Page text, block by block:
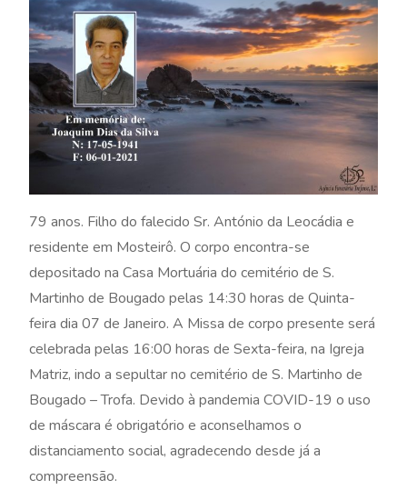
79 anos. Filho do falecido Sr. António da Leocádia e
residente em Mosteirô. O corpo encontra-se
depositado na Casa Mortuária do cemitério de S.
Martinho de Bougado pelas 14:30 horas de Quinta-
feira dia 07 de Janeiro. A Missa de corpo presente será
celebrada pelas 16:00 horas de Sexta-feira, na Igreja
Matriz, indo a sepultar no cemitério de S. Martinho de
Bougado – Trofa. Devido à pandemia COVID-19 o uso
de máscara é obrigatório e aconselhamos o
distanciamento social, agradecendo desde já a
compreensão.